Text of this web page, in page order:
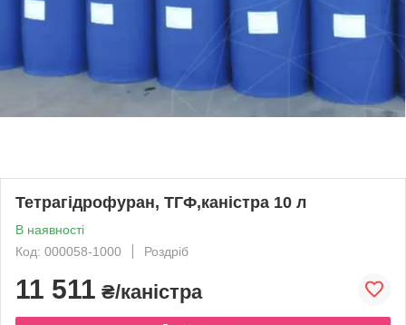
Тетрагідрофуран, ТГФ,каністра 10 л
В наявності
Код: 000058-1000
Роздріб
11 511 ₴/каністра